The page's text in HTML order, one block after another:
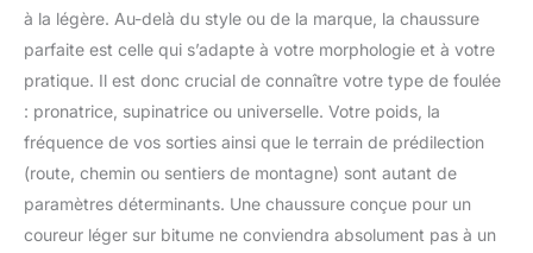
à la légère. Au-delà du style ou de la marque, la chaussure
parfaite est celle qui s’adapte à votre morphologie et à votre
pratique. Il est donc crucial de connaître votre type de foulée
: pronatrice, supinatrice ou universelle. Votre poids, la
fréquence de vos sorties ainsi que le terrain de prédilection
(route, chemin ou sentiers de montagne) sont autant de
paramètres déterminants. Une chaussure conçue pour un
coureur léger sur bitume ne conviendra absolument pas à un